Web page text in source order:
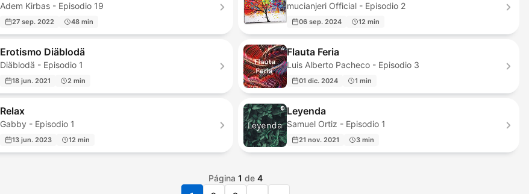
Adem Kirbas - Episodio 19
27 sep. 2022 48 min
mucianjeri Official - Episodio 2
06 sep. 2024 12 min
Erotismo Diäblodä
Diäblodä - Episodio 1
18 jun. 2021 2 min
Flauta Feria
Luis Alberto Pacheco - Episodio 3
01 dic. 2024 1 min
Relax
Gabby - Episodio 1
13 jun. 2023 12 min
Leyenda
Samuel Ortiz - Episodio 1
21 nov. 2021 3 min
Página 1 de 4